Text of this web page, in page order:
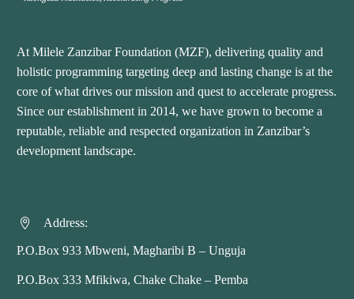
At Milele Zanzibar Foundation (MZF), delivering quality and
holistic programming targeting deep and lasting change is at the
core of what drives our mission and quest to accelerate progress.
Since our establishment in 2014, we have grown to become a
reputable, reliable and respected organization in Zanzibar’s
development landscape.

 Address:
P.O.Box 933 Mbweni, Magharibi B – Unguja
P.O.Box 333 Mfikiwa, Chake Chake – Pemba